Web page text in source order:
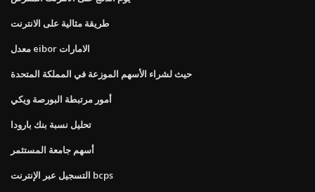
طريقة مثالية على الانترنت
معدل eibor الامارات
حيث لشراء الأسهم الموزعة في المملكة المتحدة
أمور مرتبطة البورصة ويكي
تحليل نسبة بنك بارودا
أسهم جامعة المستثمر
التسجيل عبر الإنترنت bcps